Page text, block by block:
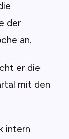
der
an.
er die
mit den
intern